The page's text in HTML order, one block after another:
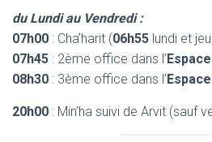
du Lundi au Vendredi :
07h00 : Cha’harit (06h55 lundi et
07h45 : 2ème office dans l’
08h30 : 3ème office dans l’
20h00 : Min’ha suivi de Arvit (sauf